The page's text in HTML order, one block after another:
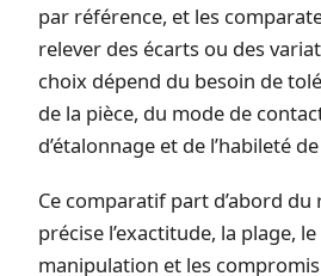
par référence, et les
relever des écarts ou des
choix dépend du besoin de
de la pièce, du mode de
d’étalonnage et de l’habileté
Ce comparatif part d’abord du
précise l’exactitude, la plage,
manipulation et les